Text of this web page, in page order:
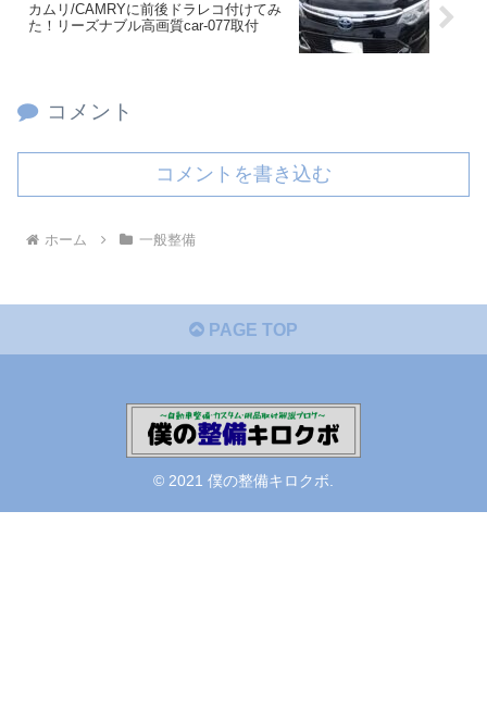
カムリ/CAMRYに前後ドラレコ付けてみ
た！リーズナブル高画質car-077取付
コメント
コメントを書き込む
ホーム 一般整備
PAGE TOP
© 2021 僕の整備キロクボ.